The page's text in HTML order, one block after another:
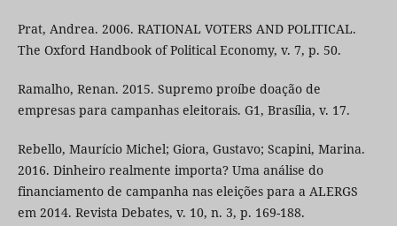
Prat, Andrea. 2006. RATIONAL VOTERS AND POLITICAL.
The Oxford Handbook of Political Economy, v. 7, p. 50.
Ramalho, Renan. 2015. Supremo proíbe doação de
empresas para campanhas eleitorais. G1, Brasília, v. 17.
Rebello, Maurício Michel; Giora, Gustavo; Scapini, Marina.
2016. Dinheiro realmente importa? Uma análise do
financiamento de campanha nas eleições para a ALERGS
em 2014. Revista Debates, v. 10, n. 3, p. 169-188.